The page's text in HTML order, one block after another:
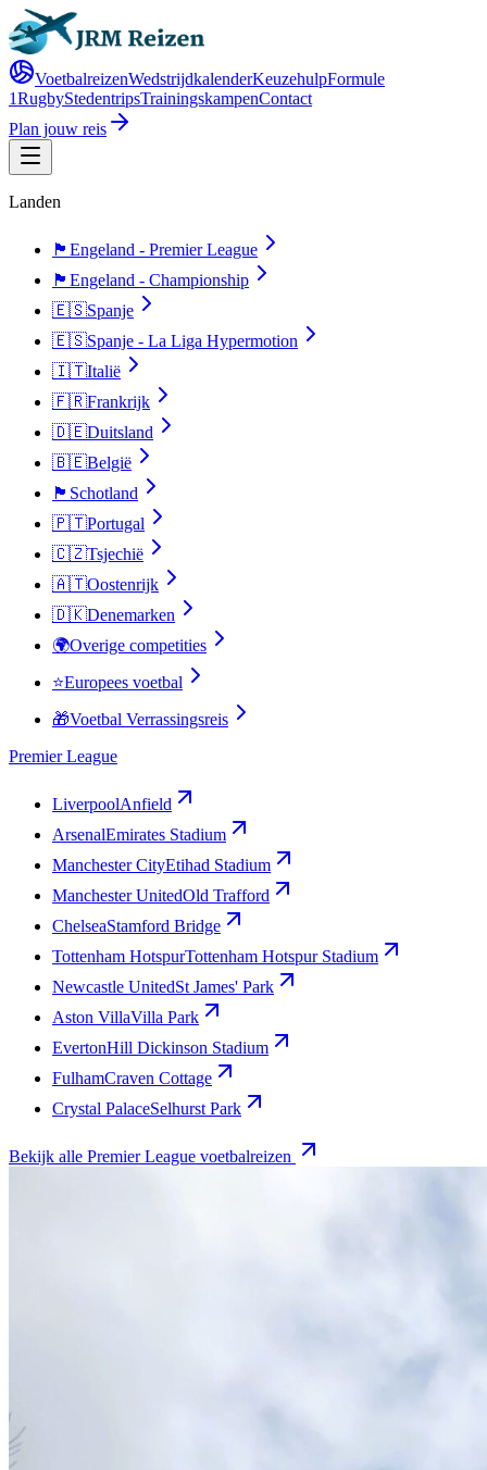
VoetbalreizenWedstrijdkalenderKeuzehulpFormule
1RugbyStedentripsTrainingskampenContact
Plan jouw reis
Landen
🏴󠁧󠁢󠁥󠁮󠁧󠁿 Engeland - Premier League
🏴󠁧󠁢󠁥󠁮󠁧󠁿 Engeland - Championship
🇪🇸Spanje
🇪🇸Spanje - La Liga Hypermotion
🇮🇹Italië
🇫🇷Frankrijk
🇩🇪Duitsland
🇧🇪België
🏴󠁧󠁢󠁳󠁣󠁴󠁿 Schotland
🇵🇹Portugal
🇨🇿Tsjechië
🇦🇹Oostenrijk
🇩🇰Denemarken
🌍Overige competities
⭐Europees voetbal
🎁Voetbal Verrassingsreis
Premier League
LiverpoolAnfield
ArsenalEmirates Stadium
Manchester CityEtihad Stadium
Manchester UnitedOld Trafford
ChelseaStamford Bridge
Tottenham HotspurTottenham Hotspur Stadium
Newcastle UnitedSt James' Park
Aston VillaVilla Park
EvertonHill Dickinson Stadium
FulhamCraven Cottage
Crystal PalaceSelhurst Park
Bekijk alle Premier League voetbalreizen